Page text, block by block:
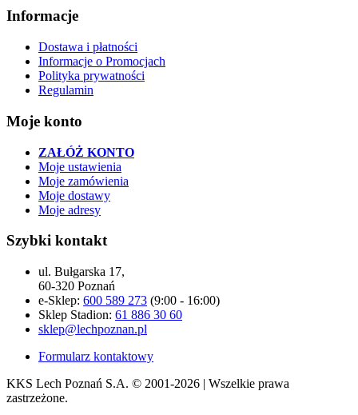
Informacje
Dostawa i płatności
Informacje o Promocjach
Polityka prywatności
Regulamin
Moje konto
ZAŁÓŻ KONTO
Moje ustawienia
Moje zamówienia
Moje dostawy
Moje adresy
Szybki kontakt
ul. Bułgarska 17,
60-320 Poznań
e-Sklep: 600 589 273 (9:00 - 16:00)
Sklep Stadion: 61 886 30 60
sklep@lechpoznan.pl
Formularz kontaktowy
KKS Lech Poznań S.A. © 2001-2026 | Wszelkie prawa
zastrzeżone.